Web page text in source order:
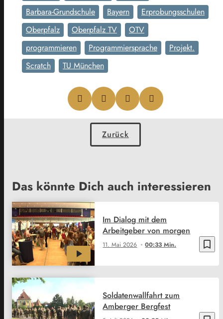
Barbara-Grundschule
Bayern
Erprobungsschulen
Oberpfalz
Oberpfalz TV
OTV
programmieren
Programmiersprache
Projekt.
Scratch
TU München
Zurück
Das könnte Dich auch interessieren
bookmark_border
11. Mai 2026 00:33 Min.
Im Dialog mit dem
Arbeitgeber von morgen
Soldatenwallfahrt zum
Amberger Bergfest